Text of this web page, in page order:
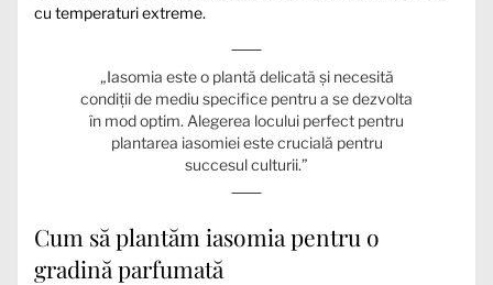
cu temperaturi extreme.
„Iasomia este o plantă delicată și necesită
condiții de mediu specifice pentru a se dezvolta
în mod optim. Alegerea locului perfect pentru
plantarea iasomiei este crucială pentru
succesul culturii.”
Cum să plantăm iasomia pentru o
gradină parfumată